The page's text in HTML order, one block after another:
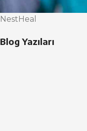
NestHeal
Blog Yazıları